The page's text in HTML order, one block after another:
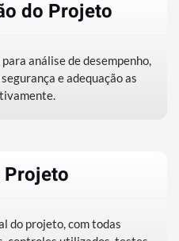
do Projeto
análise de desempenho,
e adequação as
Projeto
do projeto, com todas